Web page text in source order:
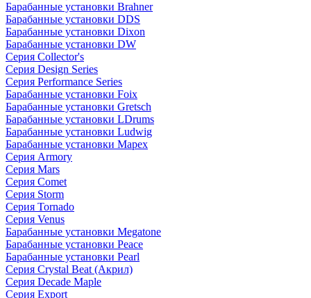
Барабанные установки Brahner
Барабанные установки DDS
Барабанные установки Dixon
Барабанные установки DW
Серия Collector's
Серия Design Series
Серия Performance Series
Барабанные установки Foix
Барабанные установки Gretsch
Барабанные установки LDrums
Барабанные установки Ludwig
Барабанные установки Mapex
Серия Armory
Серия Mars
Серия Comet
Серия Storm
Серия Tornado
Серия Venus
Барабанные установки Megatone
Барабанные установки Peace
Барабанные установки Pearl
Серия Crystal Beat (Акрил)
Серия Decade Maple
Серия Export